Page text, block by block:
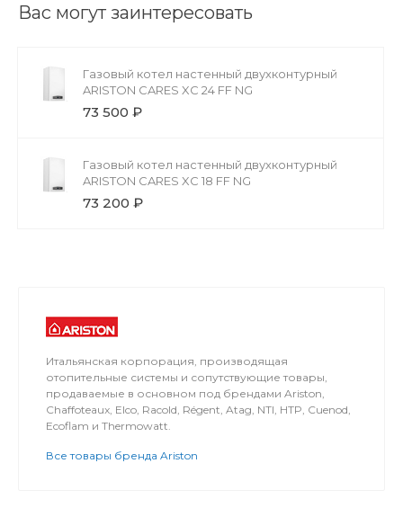
Вас могут заинтересовать
Газовый котел настенный двухконтурный
ARISTON CARES XС 24 FF NG
73 500 ₽
Газовый котел настенный двухконтурный
ARISTON CARES XС 18 FF NG
73 200 ₽
Итальянская корпорация, производящая
отопительные системы и сопутствующие товары,
продаваемые в основном под брендами Ariston,
Chaffoteaux, Elco, Racold, Régent, Atag, NTI, HTP, Cuenod,
Ecoflam и Thermowatt.
Все товары бренда Ariston